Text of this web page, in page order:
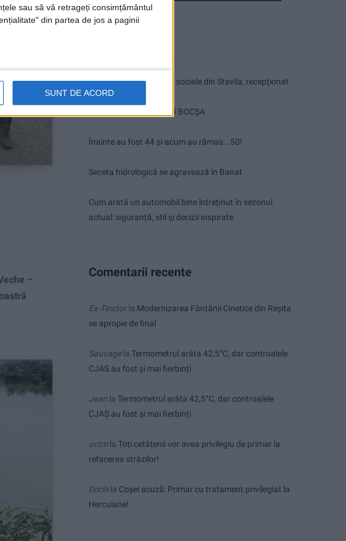
sau să vă retrageți consimțământul
din partea de jos a paginii
SUNT DE ACORD
–
Ultimul bloc de locuințe sociale din Stavila, recepționat
ANUNŢ OPRIRE APĂ ÎN BOCȘA
Înainte au fost 44 și-acum au rămas… 50!
Seceta hidrologică se agravează în Banat
Cum arată un automobil bine întreținut în sezonul
actual: siguranță, stil și decizii inspirate
Comentarii recente
Ex-Tinctorla Modernizarea Fântânii Cinetice din Reșița
se apropie de final
Sauvagela Termometrul arăta 42,5°C, dar controalele
CJAS au fost și mai fierbinți
Jean la Termometrul arăta 42,5°C, dar controalele
CJAS au fost și mai fierbinți
uctmla Toți cetățenii vor avea privilegiu de primar la
refacerea străzilor!
Dorin la Coșei acuză: Primar cu tratament privilegiat la
Herculane!